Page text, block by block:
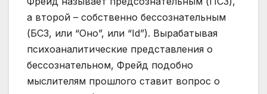
а второй – собственно бессознательным
(БСЗ, или “Оно”, или “Id”). Вырабатывая
психоаналитические представления о
бессознательном, Фрейд подобно
мыслителям прошлого ставит вопрос о